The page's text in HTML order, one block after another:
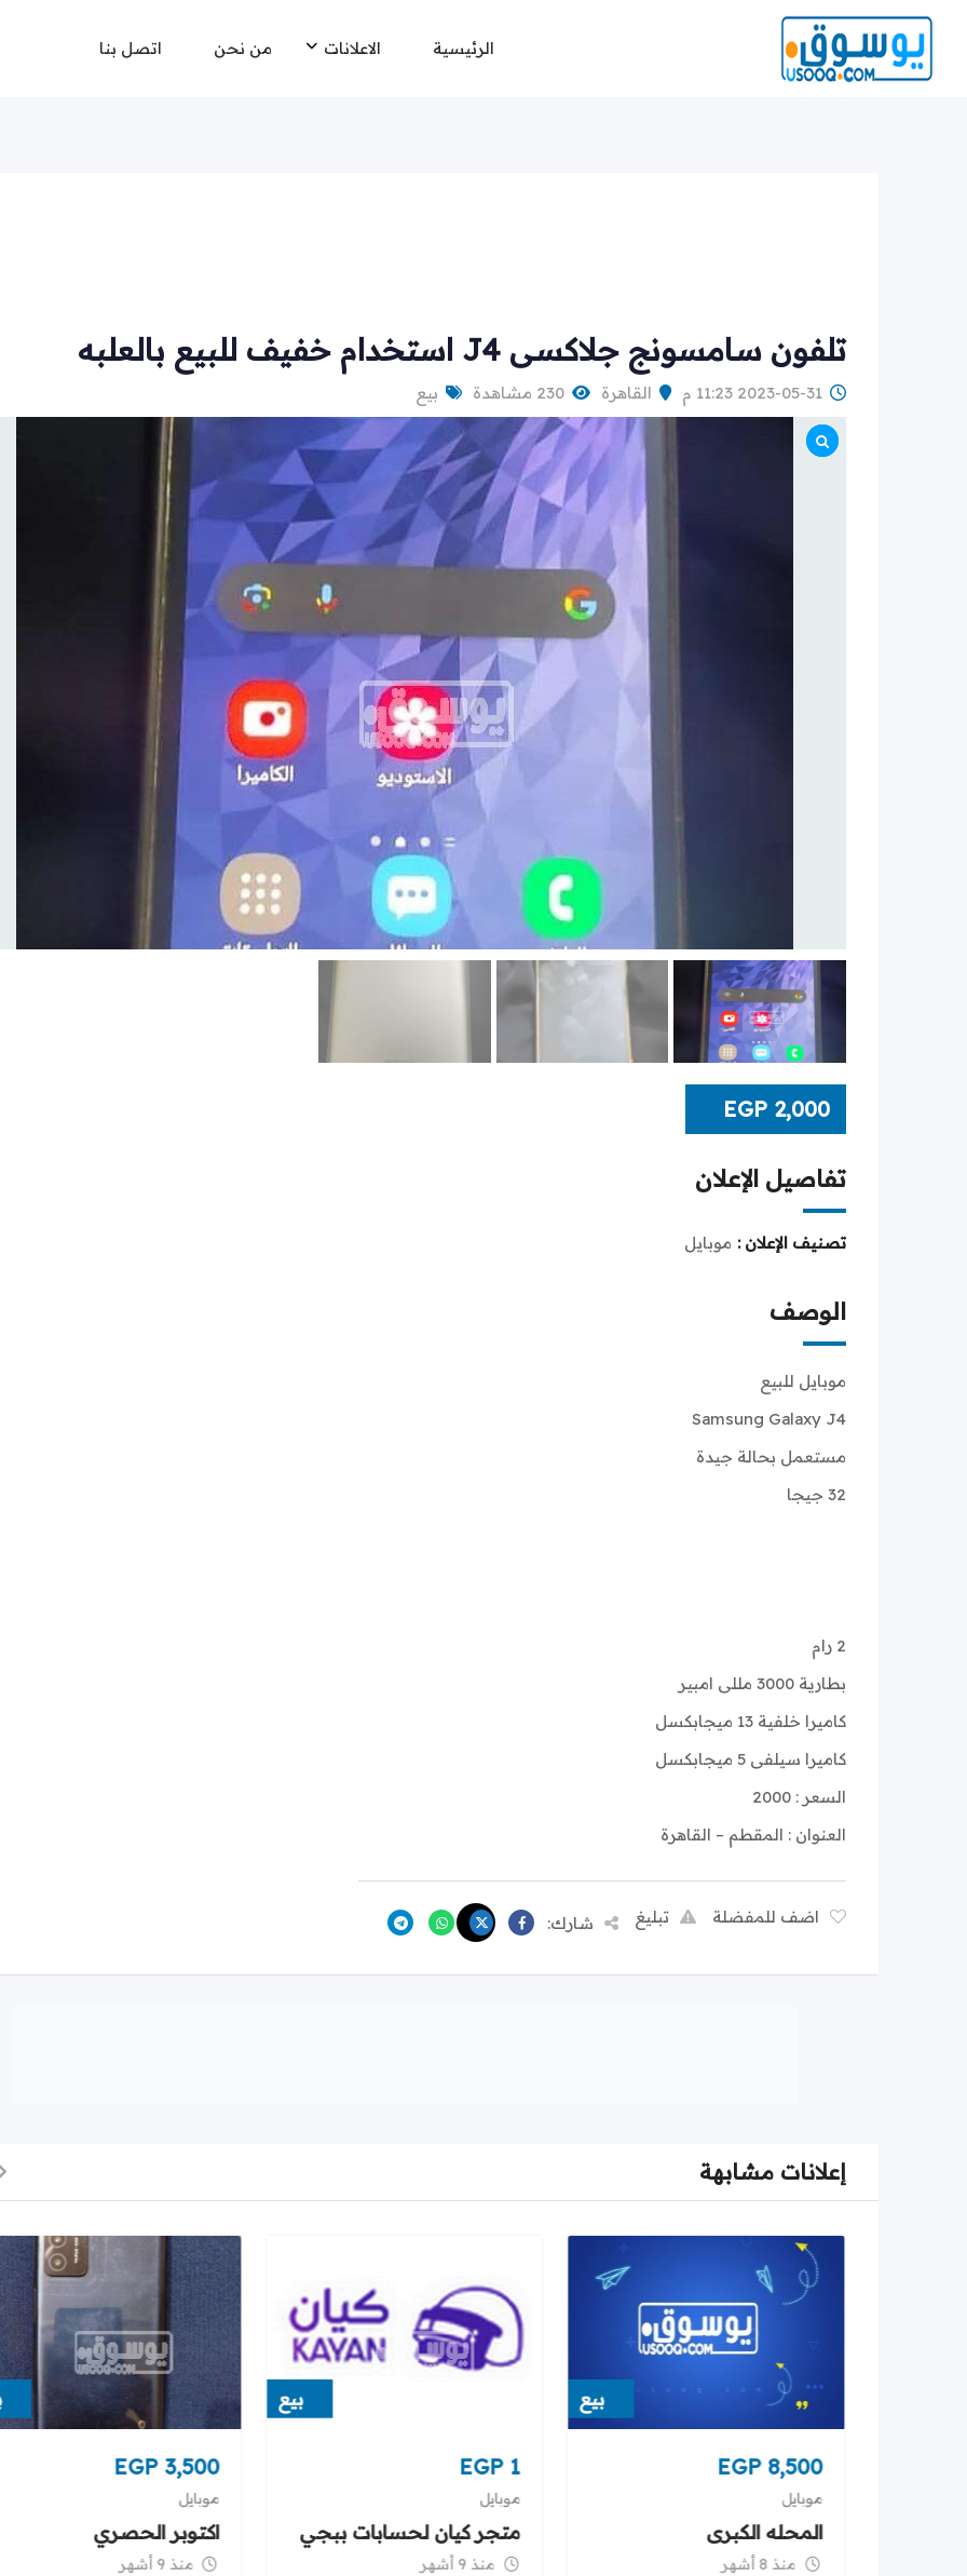
content
الرئيسية الاعلانات من نحن اتصل بنا
تلفون سامسونج جلاكسى J4 استخدام خفيف للبيع بالعلبه
2023-05-31 11:23 م القاهرة 230 مشاهدة بيع
EGP 2,000
تفاصيل الإعلان
تصنيف الإعلان : موبايل
الوصف
موبايل للبيع
Samsung Galaxy J4
مستعمل بحالة جيدة
32 جيجا
2 رام
بطارية 3000 مللى امبير
كاميرا خلفية 13 ميجابكسل
كاميرا سيلفى 5 ميجابكسل
السعر : 2000
العنوان : المقطم – القاهرة
اضف للمفضلة تبليغ شارك:
إعلانات مشابهة
بيع
EGP8,500
موبايل
المحله الكبرى
منذ 8 أشهر
بيع
EGP1
موبايل
متجر كيان لحسابات ببجي
منذ 9 أشهر
EGP3,500
موبايل
اكتوبر الحصري
منذ 9 أشهر